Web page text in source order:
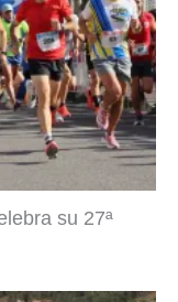
su 27ª